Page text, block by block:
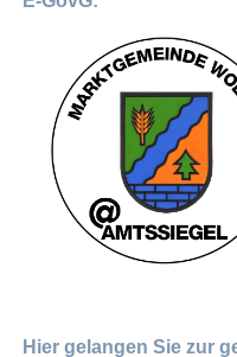
Hier gelangen Sie zur